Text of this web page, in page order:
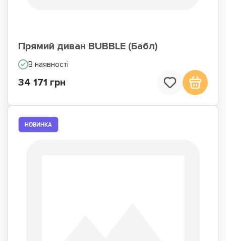
Прямий диван BUBBLE (Бабл)
В наявності
34 171 грн